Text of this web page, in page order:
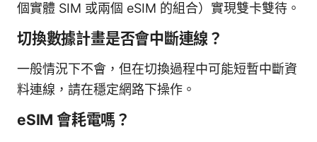
個實體 SIM 或兩個 eSIM 的組合）實現雙卡雙待。
切換數據計畫是否會中斷連線？
一般情況下不會，但在切換過程中可能短暫中斷資
料連線，請在穩定網路下操作。
eSIM 會耗電嗎？